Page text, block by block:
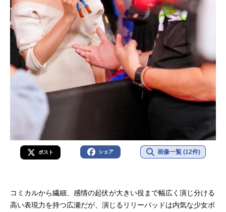
ポスト シェア 画像一覧 (12件)
コミカルから繊細、感情の起伏が大きい役まで幅広く演じ分ける
高い表現力を持つ広瀬だが、演じるリリーパッドは内気な少女ボ